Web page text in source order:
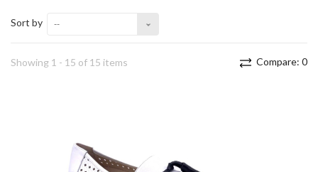
Sort by --
Compare: 0
Showing 1 - 15 of 15 items